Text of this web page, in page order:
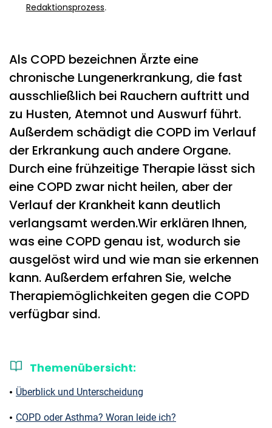
Redaktionsprozess.
Als COPD bezeichnen Ärzte eine
chronische Lungenerkrankung, die fast
ausschließlich bei Rauchern auftritt und
zu Husten, Atemnot und Auswurf führt.
Außerdem schädigt die COPD im Verlauf
der Erkrankung auch andere Organe.
Durch eine frühzeitige Therapie lässt sich
eine COPD zwar nicht heilen, aber der
Verlauf der Krankheit kann deutlich
verlangsamt werden.Wir erklären Ihnen,
was eine COPD genau ist, wodurch sie
ausgelöst wird und wie man sie erkennen
kann. Außerdem erfahren Sie, welche
Therapiemöglichkeiten gegen die COPD
verfügbar sind.
Themenübersicht:
Überblick und Unterscheidung
COPD oder Asthma? Woran leide ich?